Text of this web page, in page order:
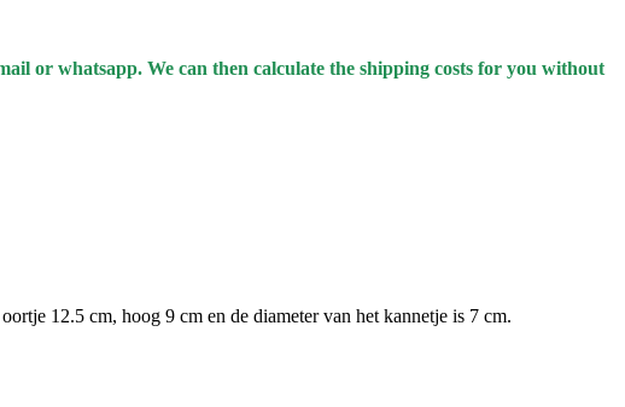
or whatsapp. We can then calculate the shipping costs for you without
12.5 cm, hoog 9 cm en de diameter van het kannetje is 7 cm.